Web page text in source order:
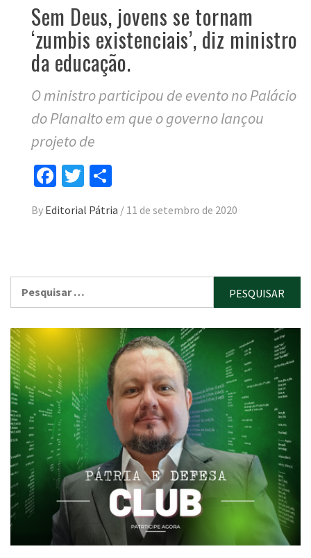
Sem Deus, jovens se tornam
‘zumbis existenciais’, diz ministro
da educação.
O ministro participou de evento no Palácio
do Planalto em que o governo lançou
projeto de
Facebook
Twitter
By Editorial Pátria / 11 de setembro de 2020
por: